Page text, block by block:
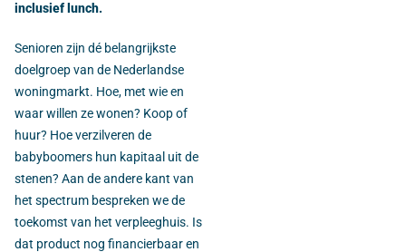
inclusief lunch.
Senioren zijn dé belangrijkste
doelgroep van de Nederlandse
woningmarkt. Hoe, met wie en
waar willen ze wonen? Koop of
huur? Hoe verzilveren de
babyboomers hun kapitaal uit de
stenen? Aan de andere kant van
het spectrum bespreken we de
toekomst van het verpleeghuis. Is
dat product nog financierbaar en